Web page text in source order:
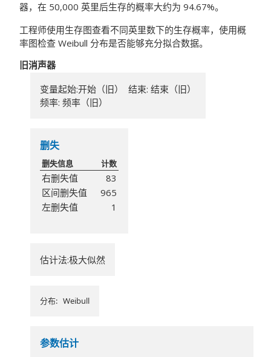
器，在 50,000 英里后生存的概率大约为 94.67%。
工程师使用生存图查看不同英里数下的生存概率，使用概
率图检查 Weibull 分布是否能够充分拟合数据。
旧消声器
变量起始:开始（旧） 结束: 结束（旧）
频率: 频率（旧）
删失
删失信息 计数
右删失值
83
区间删失值
965
左删失值
1
估计法:极大似然
分布: Weibull
参数估计